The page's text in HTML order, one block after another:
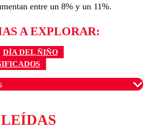
entre un 8% y un 11%.
A EXPLORAR:
DÍA DEL ÑIÑO
son moderados para garantizar un
diálogo respetuoso.